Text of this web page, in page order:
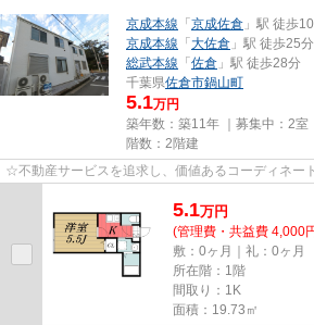
京成本線 「京成佐倉 」駅 徒歩
京成本線 「大佐倉 」駅 徒歩25分
総武本線 「佐倉 」駅 徒歩28分
千葉県佐倉市鍋山町
5.1万円
築年数：築11年 ｜募集中： 2室
階数：2階建
☆不動産サービスを追求し、価値あるコーディネー
5.1万円
(管理費・共益費 4,000
敷：0ヶ月｜礼：0ヶ月
所在階：1階
間取り：1K
面積：19.73㎡